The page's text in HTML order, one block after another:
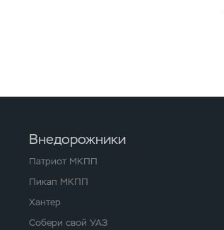
Внедорожники
Патриот МКПП
Пикап МКПП
Хантер
Собери свой УАЗ